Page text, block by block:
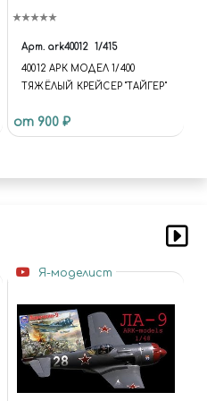
Арт. ark40012 1/415
40012 АРК МОДЕЛ 1/400
ТЯЖЁЛЫЙ КРЕЙСЕР "ТАЙГЕР"
от 900 ₽
Я-моделист